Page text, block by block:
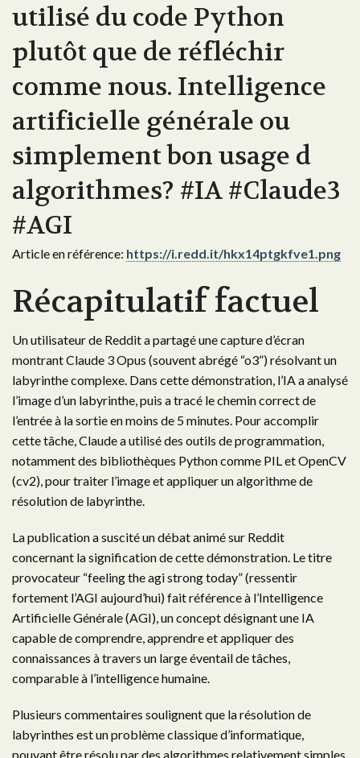
utilisé du code Python
plutôt que de réfléchir
comme nous. Intelligence
artificielle générale ou
simplement bon usage d
algorithmes? #IA #Claude3
#AGI
Article en référence: https://i.redd.it/hkx14ptgkfve1.png
Récapitulatif factuel
Un utilisateur de Reddit a partagé une capture d’écran
montrant Claude 3 Opus (souvent abrégé “o3”) résolvant un
labyrinthe complexe. Dans cette démonstration, l’IA a analysé
l’image d’un labyrinthe, puis a tracé le chemin correct de
l’entrée à la sortie en moins de 5 minutes. Pour accomplir
cette tâche, Claude a utilisé des outils de programmation,
notamment des bibliothèques Python comme PIL et OpenCV
(cv2), pour traiter l’image et appliquer un algorithme de
résolution de labyrinthe.
La publication a suscité un débat animé sur Reddit
concernant la signification de cette démonstration. Le titre
provocateur “feeling the agi strong today” (ressentir
fortement l’AGI aujourd’hui) fait référence à l’Intelligence
Artificielle Générale (AGI), un concept désignant une IA
capable de comprendre, apprendre et appliquer des
connaissances à travers un large éventail de tâches,
comparable à l’intelligence humaine.
Plusieurs commentaires soulignent que la résolution de
labyrinthes est un problème classique d’informatique,
pouvant être résolu par des algorithmes relativement simples